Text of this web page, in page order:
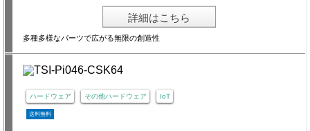
詳細はこちら
多種多様なパーツで広がる無限の創造性
ハードウェア その他ハードウェア IoT
送料無料